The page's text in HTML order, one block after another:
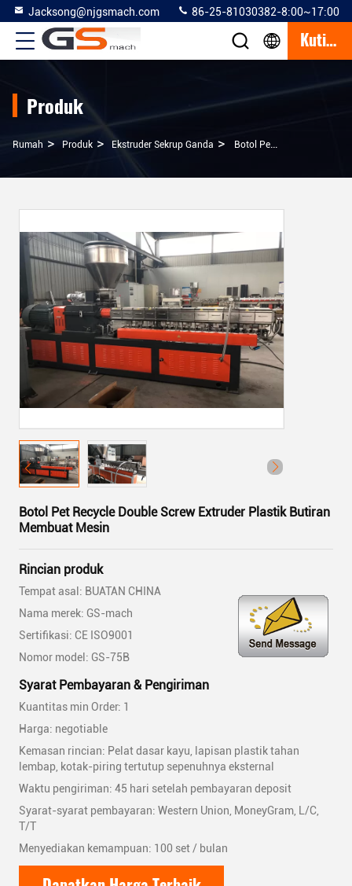
Jacksong@njgsmach.com 86-25-81030382-8:00~17:00
Kutipan
Produk
Rumah > Produk > Ekstruder Sekrup Ganda > Botol Pet Recycle Double Screw Extruder Plastik Butiran Membuat Mesin
Botol Pet Recycle Double Screw Extruder Plastik Butiran
Membuat Mesin
Rincian produk
Tempat asal: BUATAN CHINA
Nama merek: GS-mach
Sertifikasi: CE ISO9001
Nomor model: GS-75B
Syarat Pembayaran & Pengiriman
Kuantitas min Order: 1
Harga: negotiable
Kemasan rincian: Pelat dasar kayu, lapisan plastik tahan
lembap, kotak-piring tertutup sepenuhnya eksternal
Waktu pengiriman: 45 hari setelah pembayaran deposit
Syarat-syarat pembayaran: Western Union, MoneyGram, L/C,
T/T
Menyediakan kemampuan: 100 set / bulan